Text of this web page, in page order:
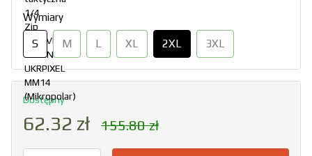
Wymiary
S M L XL 2XL 3XL
Dostępny
62.32 zł 155.80 zł